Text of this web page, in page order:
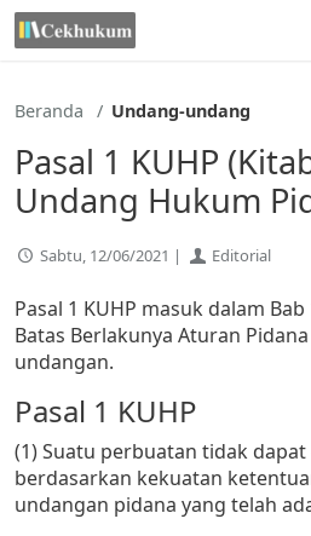
Lewati
ke
Beranda Undang-undang
Pasal 1 KUHP
Undang Hukum
Sabtu, 12/06/2021 | Editorial
Pasal 1 KUHP masuk dalam
Batas Berlakunya Aturan
undangan.
Pasal 1 KUHP
(1) Suatu perbuatan tidak
berdasarkan kekuatan
undangan pidana yang telah